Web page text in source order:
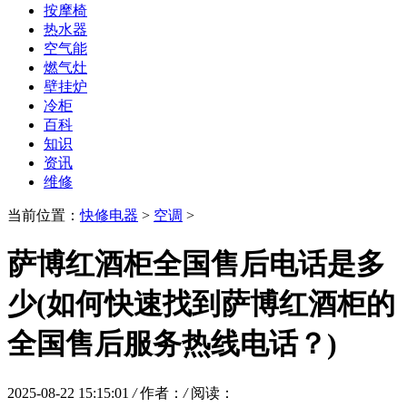
按摩椅
热水器
空气能
燃气灶
壁挂炉
冷柜
百科
知识
资讯
维修
当前位置：快修电器 > 空调 >
萨博红酒柜全国售后电话是多
少(如何快速找到萨博红酒柜的
全国售后服务热线电话？)
2025-08-22 15:15:01 / 作者： / 阅读：